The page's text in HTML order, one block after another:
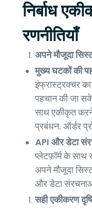
निर्बाध
रणनीतियाँ
अपने मौजूदा
मुख्य घटकों की
इंफ्रास्ट्रक्चर
पहचान की जा
साथ एकीकृत
प्रबंधन, ऑर्डर
API और डेटा
प्लेटफ़ॉर्म के साथ
अपने मौजूदा
और डेटा
सही एकीकरण